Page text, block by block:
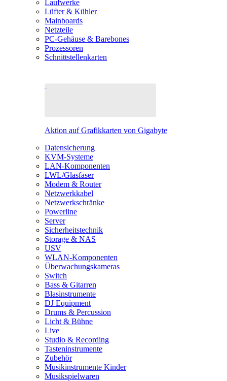
Laufwerke
Lüfter & Kühler
Mainboards
Netzteile
PC-Gehäuse & Barebones
Prozessoren
Schnittstellenkarten
Aktion auf Grafikkarten von Gigabyte
Datensicherung
KVM-Systeme
LAN-Komponenten
LWL/Glasfaser
Modem & Router
Netzwerkkabel
Netzwerkschränke
Powerline
Server
Sicherheitstechnik
Storage & NAS
USV
WLAN-Komponenten
Überwachungskameras
Switch
Bass & Gitarren
Blasinstrumente
DJ Equipment
Drums & Percussion
Licht & Bühne
Live
Studio & Recording
Tasteninstrumente
Zubehör
Musikinstrumente Kinder
Musikspielwaren